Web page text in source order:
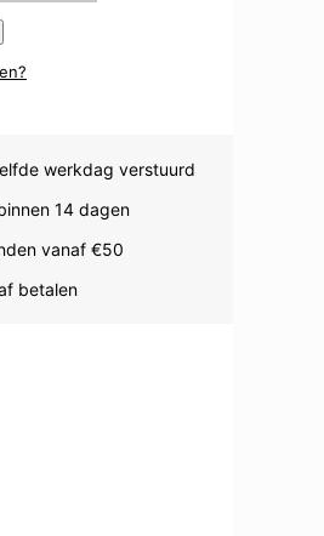
werkdag verstuurd
14 dagen
vanaf €50
betalen